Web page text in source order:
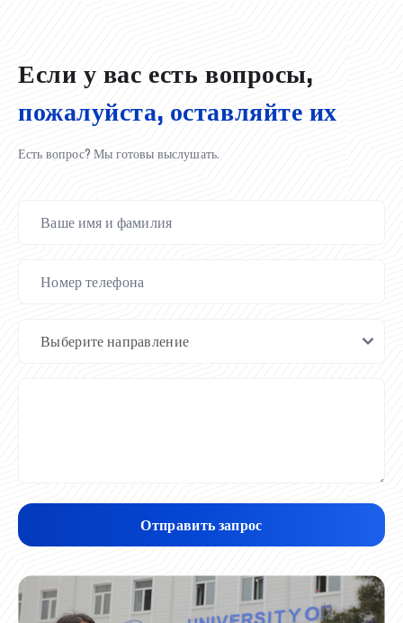
Если у вас есть вопросы,
пожалуйста, оставляйте их
Есть вопрос? Мы готовы выслушать.
Отправить запрос